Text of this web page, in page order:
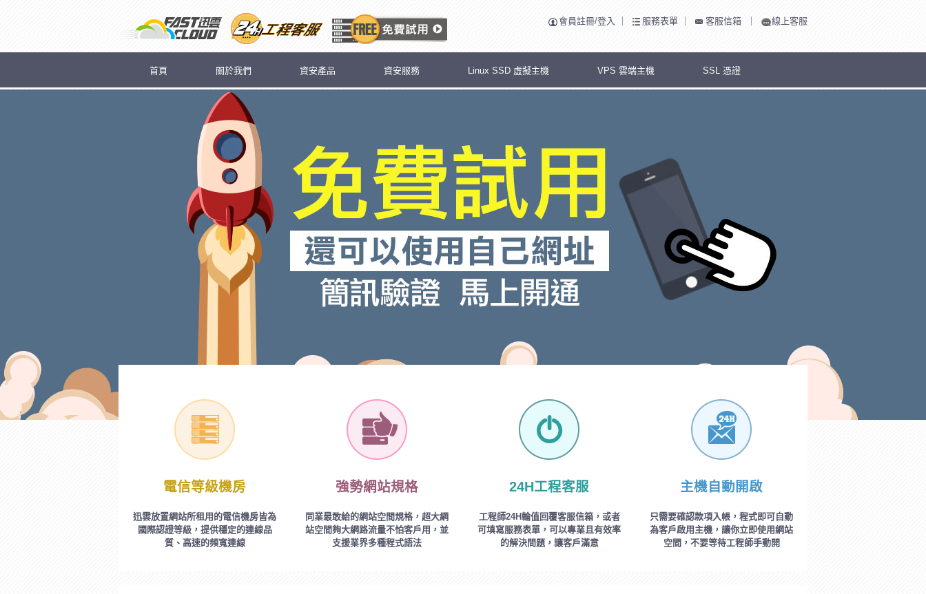
會員註冊/登入 服務表單 客服信箱 線上客服
首頁 關於我們 資安產品 資安服務 Linux SSD 虛擬主機 VPS 雲端主機 SSL 憑證
電信等級機房
迅雲放置網站所租用的電信機房皆為
國際認證等級，提供穩定的連線品
質、高速的頻寬連線
強勢網站規格
同業最敢給的網站空間規格，超大網
站空間夠大網路流量不怕客戶用，並
支援業界多種程式語法
24H工程客服
工程師24H輪值回覆客服信箱，或者
可填寫服務表單，可以專業且有效率
的解決問題，讓客戶滿意
主機自動開啟
只需要確認款項入帳，程式即可自動
為客戶啟用主機，讓你立即使用網站
空間，不要等待工程師手動開